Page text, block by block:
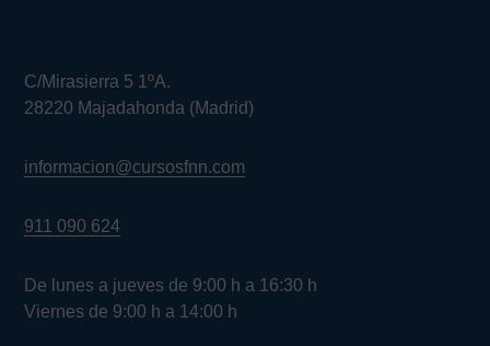
C/Mirasierra 5 1ºA.
28220 Majadahonda (Madrid)
informacion@cursosfnn.com
911 090 624
De lunes a jueves de 9:00 h a 16:30 h
Viernes de 9:00 h a 14:00 h